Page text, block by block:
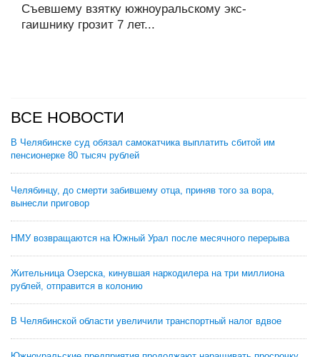
Съевшему взятку южноуральскому экс-
гаишнику грозит 7 лет...
ВСЕ НОВОСТИ
В Челябинске суд обязал самокатчика выплатить сбитой им
пенсионерке 80 тысяч рублей
Челябинцу, до смерти забившему отца, приняв того за вора,
вынесли приговор
НМУ возвращаются на Южный Урал после месячного перерыва
Жительница Озерска, кинувшая наркодилера на три миллиона
рублей, отправится в колонию
В Челябинской области увеличили транспортный налог вдвое